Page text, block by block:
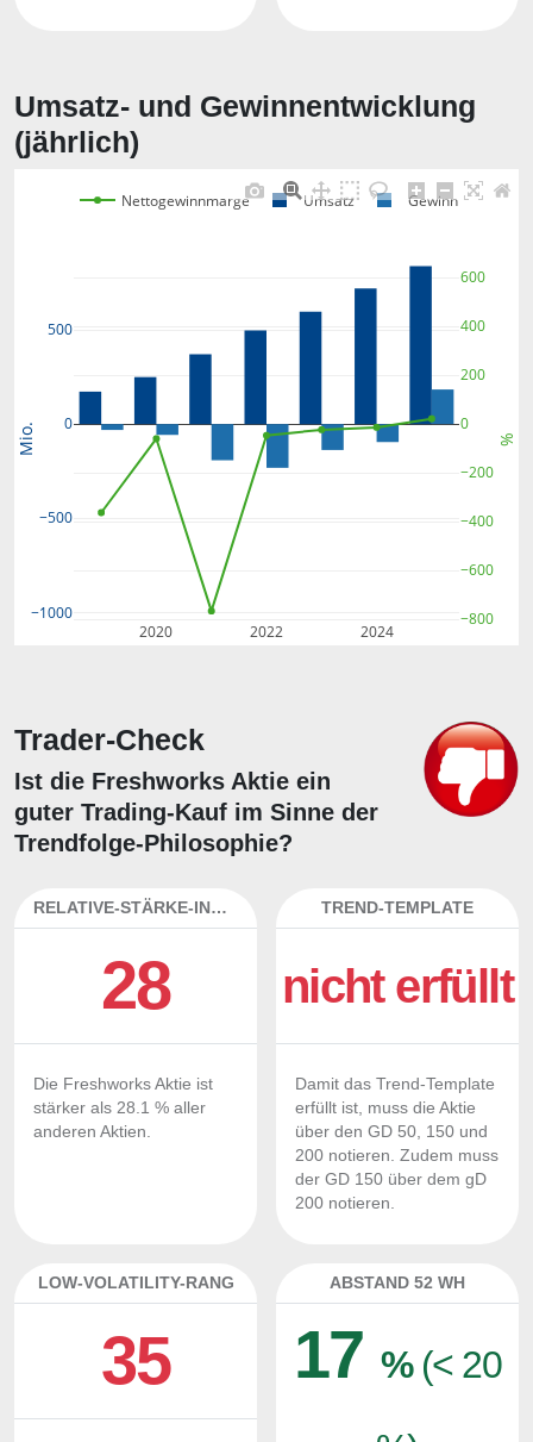
Umsatz- und Gewinnentwicklung
(jährlich)
2020 2022 2024
−1000
−500
0
500
−800
−600
−400
−200
0
200
400
600
Nettogewinnmarge Umsatz Gewinn
Mio. %
Trader-Check
Ist die Freshworks Aktie ein
guter Trading-Kauf im Sinne der
Trendfolge-Philosophie?
RELATIVE-STÄRKE-INDEX
28
Die Freshworks Aktie ist
stärker als 28.1 % aller
anderen Aktien.
TREND-TEMPLATE
nicht erfüllt
Damit das Trend-Template
erfüllt ist, muss die Aktie
über den GD 50, 150 und
200 notieren. Zudem muss
der GD 150 über dem gD
200 notieren.
LOW-VOLATILITY-RANG
35
ABSTAND 52 WH
17% (< 20